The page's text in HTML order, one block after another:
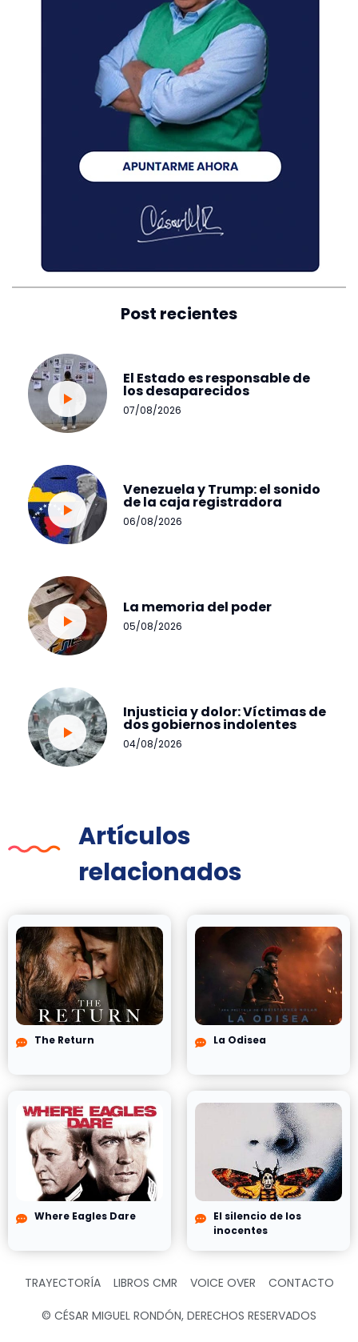
Post recientes
El Estado es responsable de
los desaparecidos
07/08/2026
Venezuela y Trump: el sonido
de la caja registradora
06/08/2026
La memoria del poder
05/08/2026
Injusticia y dolor: Víctimas de
dos gobiernos indolentes
04/08/2026
Artículos
relacionados
The Return La Odisea
Where Eagles Dare
El silencio de los
inocentes
TRAYECTORÍA LIBROS CMR VOICE OVER CONTACTO
© CÉSAR MIGUEL RONDÓN, DERECHOS RESERVADOS